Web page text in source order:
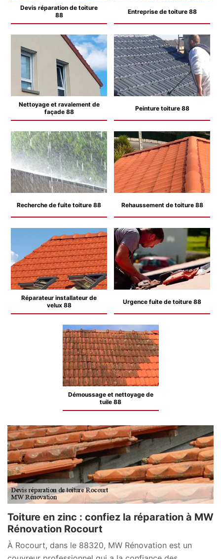
Devis réparation de toiture
88
Entreprise de toiture 88
Nettoyage et ravalement de
façade 88
Peinture toiture 88
Recherche de fuite toiture 88 Rehaussement de toiture 88
Réparateur installateur de
velux 88
Urgence fuite de toiture 88
Démoussage et nettoyage de
tuile 88
Toiture en zinc : confiez la réparation à MW
Rénovation Rocourt
À Rocourt, dans le 88320, MW Rénovation est un